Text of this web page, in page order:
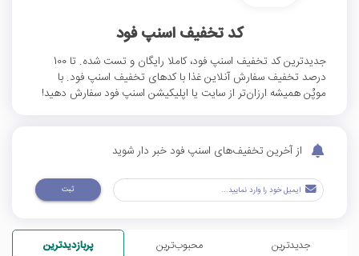
کد تخفیف اسنپ فود
جدیدترین کد تخفیف اسنپ فود، کاملا رایگان و تست شده. تا 100
درصد تخفیف سفارش آنلاین غذا با کدهای تخفیف اسنپ فود. با
موپُن همیشه ارزان‌تر از سایت یا اپلیکیشن اسنپ فود سفارش دهید!
از آخرین تخفیف‌های اسنپ فود خبر دار شوید
ثبت
جدیدترین محبوب‌ترین پربازدیدترین